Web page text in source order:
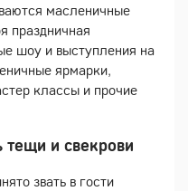
масленичные
праздничная
шоу и выступления на
ярмарки,
классы и прочие
тещи и свекрови
звать в гости